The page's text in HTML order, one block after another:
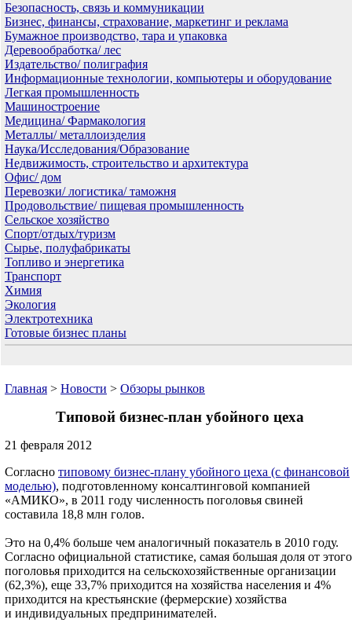
Безопасность, связь и коммуникации
Бизнес, финансы, страхование, маркетинг и реклама
Бумажное производство, тара и упаковка
Деревообработка/ лес
Издательство/ полиграфия
Информационные технологии, компьютеры и оборудование
Легкая промышленность
Машиностроение
Медицина/ Фармакология
Металлы/ металлоизделия
Наука/Исследования/Образование
Недвижимость, строительство и архитектура
Офис/ дом
Перевозки/ логистика/ таможня
Продовольствие/ пищевая промышленность
Сельское хозяйство
Спорт/отдых/туризм
Сырье, полуфабрикаты
Топливо и энергетика
Транспорт
Химия
Экология
Электротехника
Готовые бизнес планы
Главная > Новости > Обзоры рынков
Типовой бизнес-план убойного цеха
21 февраля 2012
Согласно типовому бизнес-плану убойного цеха (с финансовой
моделью), подготовленному консалтинговой компанией
«АМИКО», в 2011 году численность поголовья свиней
составила 18,8 млн голов.
Это на 0,4% больше чем аналогичный показатель в 2010 году.
Согласно официальной статистике, самая большая доля от этого
поголовья приходится на сельскохозяйственные организации
(62,3%), еще 33,7% приходится на хозяйства населения и 4%
приходится на крестьянские (фермерские) хозяйства
и индивидуальных предпринимателей.